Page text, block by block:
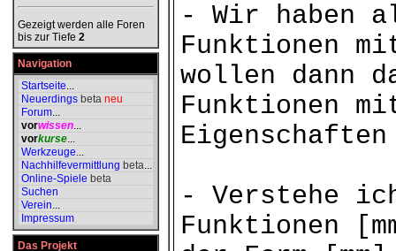
Gezeigt werden alle Foren
bis zur Tiefe 2
Navigation
Startseite...
Neuerdings beta neu
Forum...
vorwissen...
vorkurse...
Werkzeuge...
Nachhilfevermittlung beta...
Online-Spiele beta
Suchen
Verein...
Impressum
Das Projekt
- Wir haben
Funktionen
wollen dann
Funktionen
- Verstehe
Funktionen